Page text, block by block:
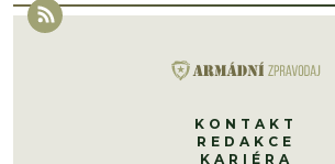
KONTAKT
REDAKCE
KARIÉRA